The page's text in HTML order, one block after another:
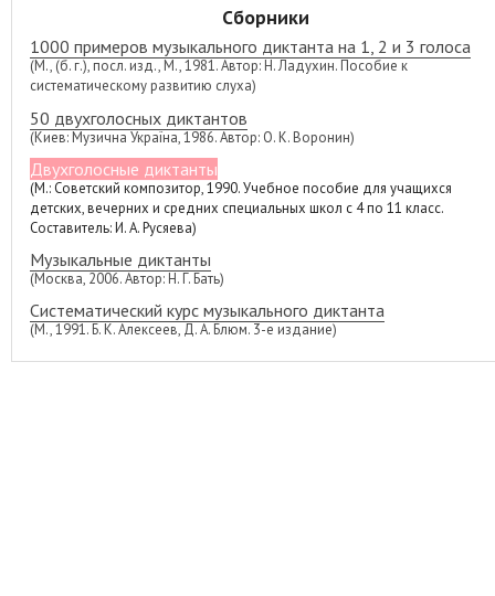
Сборники
1000 примеров музыкального диктанта на 1, 2 и 3 голоса
(М., (б. г.), посл. изд., М., 1981. Автор: Н. Ладухин. Пособие к
систематическому развитию слуха)
50 двухголосных диктантов
(Киев: Музична Україна, 1986. Автор: О. К. Воронин)
Двухголосные диктанты
(М.: Советский композитор, 1990. Учебное пособие для учащихся
детских, вечерних и средних специальных школ с 4 по 11 класс.
Составитель: И. А. Русяева)
Музыкальные диктанты
(Москва, 2006. Автор: Н. Г. Бать)
Систематический курс музыкального диктанта
(М., 1991. Б. К. Алексеев, Д. А. Блюм. 3-е издание)